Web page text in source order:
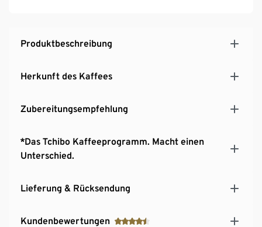
Produktbeschreibung
Herkunft des Kaffees
Zubereitungsempfehlung
*Das Tchibo Kaffeeprogramm. Macht einen
Unterschied.
Lieferung & Rücksendung
Kundenbewertungen